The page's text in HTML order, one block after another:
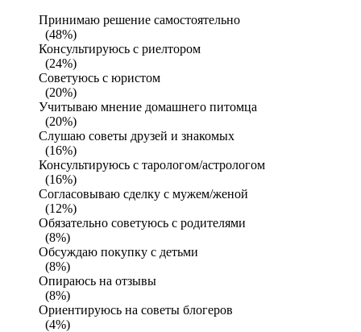
Принимаю решение самостоятельно
(48%)
Консультируюсь с риелтором
(24%)
Советуюсь с юристом
(20%)
Учитываю мнение домашнего питомца
(20%)
Слушаю советы друзей и знакомых
(16%)
Консультируюсь с тарологом/астрологом
(16%)
Согласовываю сделку с мужем/женой
(12%)
Обязательно советуюсь с родителями
(8%)
Обсуждаю покупку с детьми
(8%)
Опираюсь на отзывы
(8%)
Ориентируюсь на советы блогеров
(4%)